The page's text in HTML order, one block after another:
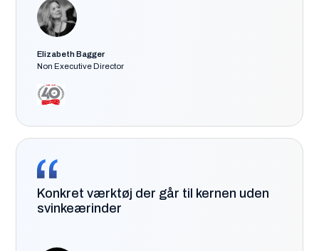
Elizabeth Bagger
Non Executive Director
Konkret værktøj der går til kernen uden
svinkeærinder